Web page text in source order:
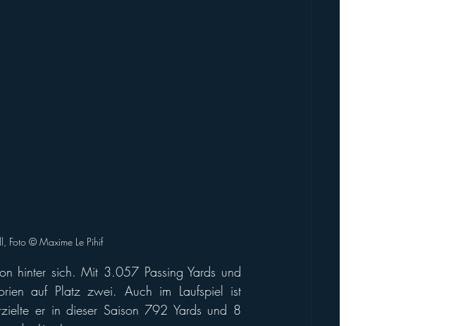
Foto ©️ Maxime Le Pihif
hinter sich. Mit 3.057 Passing Yards und
er in dieser Saison 792 Yards und 8